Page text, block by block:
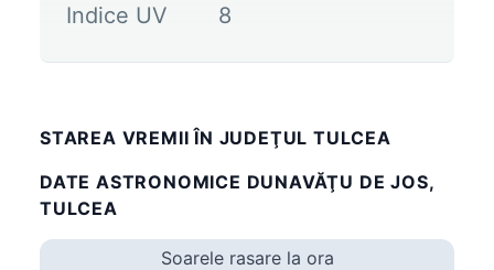
Indice UV
8
STAREA VREMII ÎN JUDEŢUL TULCEA
DATE ASTRONOMICE DUNAVĂŢU DE JOS,
TULCEA
Soarele rasare la ora